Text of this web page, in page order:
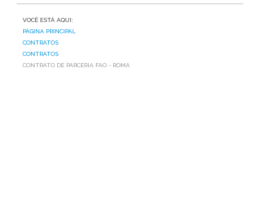
VOCÊ ESTÁ AQUI:
PÁGINA PRINCIPAL
CONTRATOS
CONTRATOS
CONTRATO DE PARCERIA FAO - ROMA